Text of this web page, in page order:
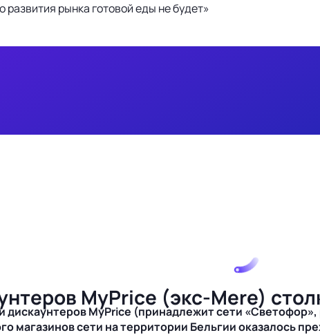
рынка готовой еды не будет»
MyPrice (экс-Mere)
дискаунтеров MyPrice (принадлежит сети
магазинов сети на территории Бельгии оказалось